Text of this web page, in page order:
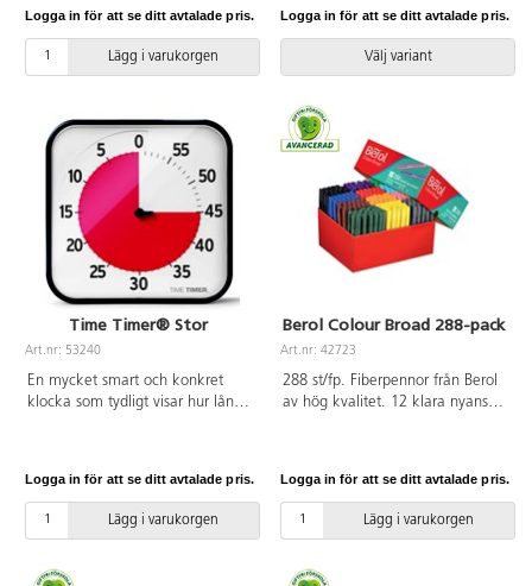
fyrkantiga transparenta färgade
plattor som drar sig till varandra
när barnen bygger. Innehåller tre
PVC-fri. Från 3 år.
Logga in för att se ditt avtalade pris.
Lägg i varukorgen
björkfärgat högtryckslaminat.
Logga in för att se ditt avtalade pris.
Välj variant
Time Timer® Stor
Art.nr: 53240
En mycket smart och konkret
klocka som tydligt visar hur lång
Det röda fältet minskar sedan i
klockans riktning. Inställningsbar
från 0-60 min. Denna stora
på väggen eller helt fristående i
Logga in för att se ditt avtalade pris.
Lägg i varukorgen
Berol Colour Broad 288-pack
Art.nr: 42723
288 st/fp. Fiberpennor från Berol
av hög kvalitet. 12 klara nyanser,
grå, brun, svart. Tålig, bred och
rundad spets. Flödigt bläck som
passar färgläggning av lite större
ritpapper. Ventilerad huv och
Logga in för att se ditt avtalade pris.
Lägg i varukorgen